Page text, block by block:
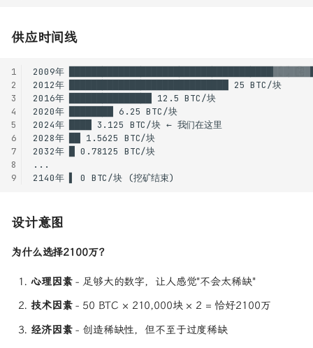
供应时间线
1
2
3
4
5
6
7
8
9
2012年 █████████████████████████████ 25 BTC/块
2020年 ████████ 6.25 BTC/块
设计意图
为什么选择2100万？
心理因素- 足够大的数字，让人感觉"不会太稀缺"
技术因素- 50 BTC × 210,000块 × 2 = 恰好2100万
经济因素- 创造稀缺性，但不至于过度稀缺